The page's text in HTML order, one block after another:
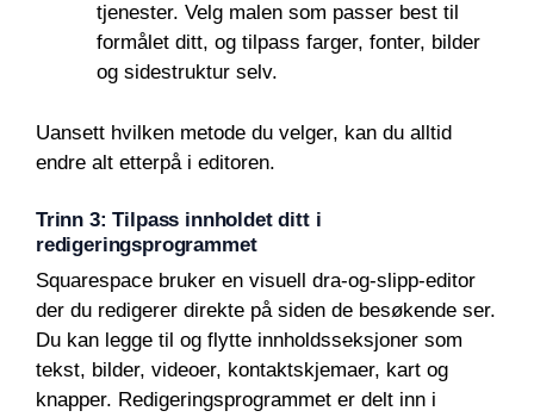
tjenester. Velg malen som passer best til
formålet ditt, og tilpass farger, fonter, bilder
og sidestruktur selv.
Uansett hvilken metode du velger, kan du alltid
endre alt etterpå i editoren.
Trinn 3: Tilpass innholdet ditt i
redigeringsprogrammet
Squarespace bruker en visuell dra-og-slipp-editor
der du redigerer direkte på siden de besøkende ser.
Du kan legge til og flytte innholdsseksjoner som
tekst, bilder, videoer, kontaktskjemaer, kart og
knapper. Redigeringsprogrammet er delt inn i